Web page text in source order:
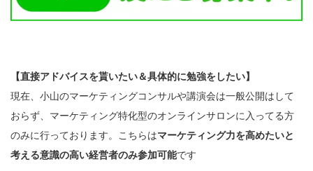
【直接アドバイスを貰いたい＆具体的に勉強をしたい】
現在、小山のマーケティングコンサルや講演会は一般公開はして
おらず、マーケティング特化型のオンラインサロンに入ってる方
のみに行っております。こちらはマーケティング力を高めたいと
考える意識の高い経営者のみ参加可能です